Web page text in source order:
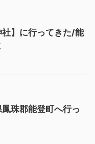
】に行ってきた/能
鳳珠郡能登町へ行っ